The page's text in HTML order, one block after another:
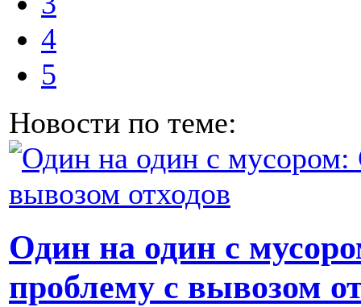
4
5
Новости по теме:
Один на один с
проблему с вывозом